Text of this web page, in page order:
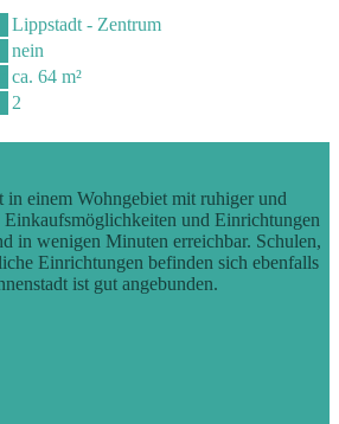
Lippstadt - Zentrum
nein
ca. 64 m²
2
in einem Wohngebiet mit ruhiger und
Einkaufsmöglichkeiten und Einrichtungen
in wenigen Minuten erreichbar. Schulen,
Einrichtungen befinden sich ebenfalls
ist gut angebunden.